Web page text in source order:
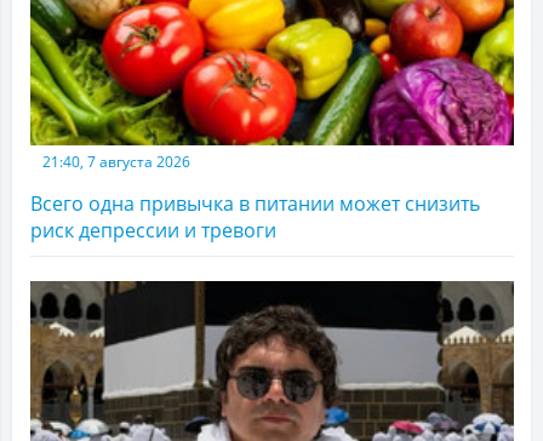
21:40, 7 августа 2026
Всего одна привычка в питании может снизить
риск депрессии и тревоги